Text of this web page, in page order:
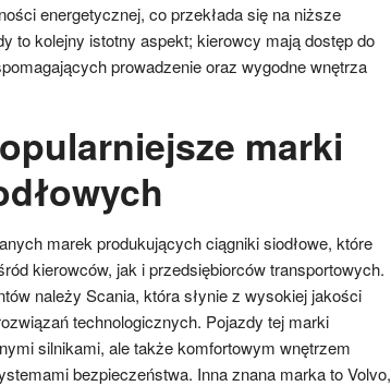
energetycznej, co przekłada się na niższe
to kolejny istotny aspekt; kierowcy mają dostęp do
prowadzenie oraz wygodne wnętrza
marki
marek produkujących ciągniki siodłowe, które
kierowców, jak i przedsiębiorców transportowych.
należy Scania, która słynie z wysokiej jakości
technologicznych. Pojazdy tej marki
silnikami, ale także komfortowym wnętrzem
bezpieczeństwa. Inna znana marka to Volvo,